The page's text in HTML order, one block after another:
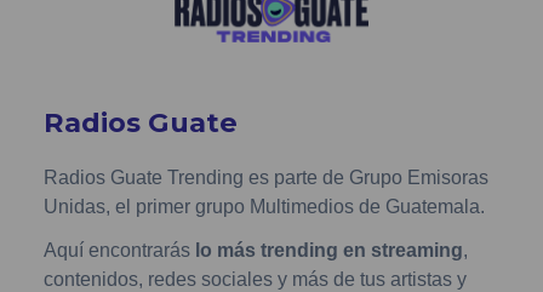
Radios Guate
Radios Guate Trending es parte de Grupo Emisoras
Unidas, el primer grupo Multimedios de Guatemala.
Aquí encontrarás lo más trending en streaming,
contenidos, redes sociales y más de tus artistas y